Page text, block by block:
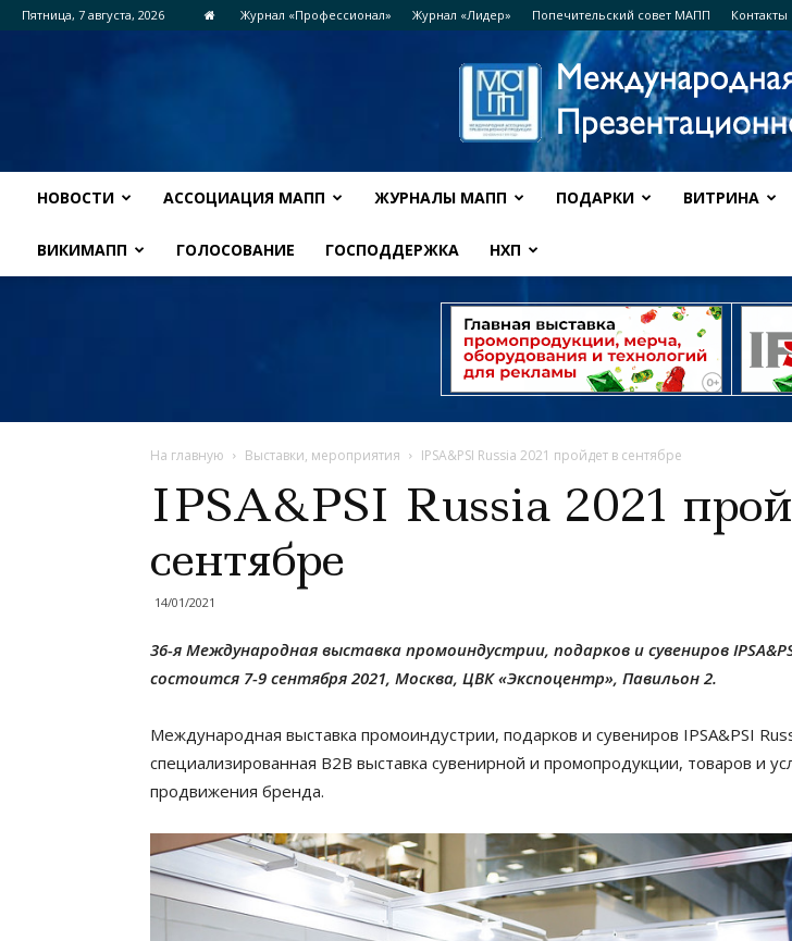
Пятница, 7 августа, 2026 Журнал «Профессионал» Журнал «Лидер» Попечительский совет МАПП Контакты
НОВОСТИ АССОЦИАЦИЯ МАПП ЖУРНАЛЫ МАПП ПОДАРКИ ВИТРИНА
ВИКИМАПП ГОЛОСОВАНИЕ ГОСПОДДЕРЖКА НХП
На главную Выставки, мероприятия IPSA&PSI Russia 2021 пройдет в сентябре
IPSA&PSI Russia 2021
сентябре
14/01/2021
36-я Международная выставка промоиндустрии, подарков и сувениров
состоится 7-9 сентября 2021, Москва, ЦВК «Экспоцентр», Павильон 2.
Международная выставка промоиндустрии, подарков и сувениров IPSA&PSI
специализированная B2B выставка сувенирной и промопродукции, товаров и
продвижения бренда.